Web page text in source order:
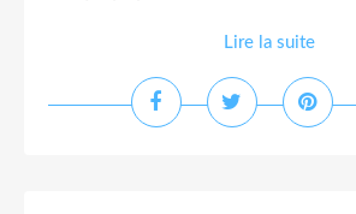
Lire la suite